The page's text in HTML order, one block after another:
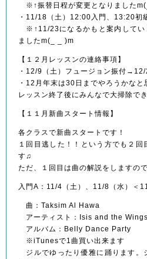
※↑振替日程が変更となりました
・11/18（土）12:00入門、13:20
※↑11/23になるかもと案内してい
ましたm(_ _ )m
【１２月レッスンの連絡事項】
・12/9（土）フュージョン振付
・12月年末は30日までやろうかなと
レッスン終了後にみんなで大掃除で
【１１月新曲スタート情報】
各クラスで新曲スタートです！
１回目逃した！！という方でも２回
す♫
ただ、１回目は曲の解説をしますの
入門A：11/4（土）、11/8（水）＜
曲：Taksim Al Hawa
アーティスト：Isis and the
アルバム：Belly Dance Party
※iTunesで1曲買い出来ます
ジルでゆったり優雅に踊ります。